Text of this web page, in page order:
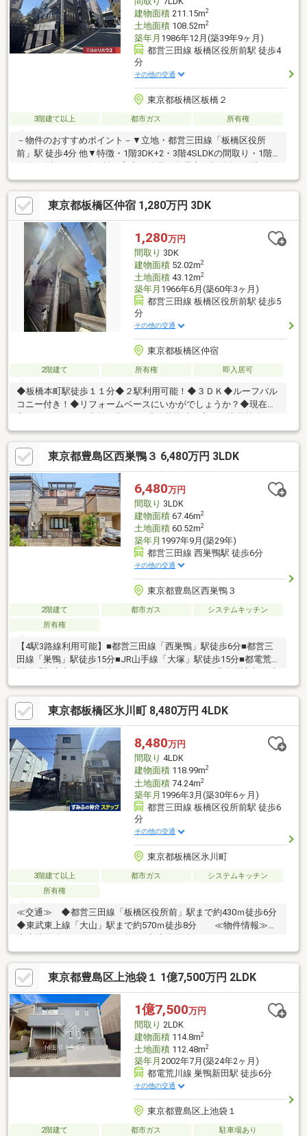
建物面積211.15m2
土地面積108.52m2
築年月 1986年12月(築39年9ヶ月)
都営三田線 板橋区役所前駅 徒歩4
分
その他の交通
東京都板橋区板橋２
3階建て以上 都市ガス 所有権
－物件のおすすめポイント－▼立地・都営三田線「板橋区役所
前」駅 徒歩4分 他▼特徴・1階3DK+2・3階4SLDKの間取り・1階
は約8.7帖のDKに約10帖の和室が隣接、各居室に収納有・2階は約
10.5帖のLDKに約9帖・約4.5帖の和室が隣接、通風良好・3階は約
9帖の洋室や約3帖の納戸(出窓付)有・1・2階にトイレ有・屋根付
駐車スペース有(車種による)▼周辺環境・板橋区立板橋第二小学
校 徒歩3分(約190m)・板橋区役所 徒歩3分(約230m)■ ご希望の住
まい探しをお手伝いします ━━━━━・・・物件の詳細・ご相談
はお気軽にお問い合わせください。
東京都板橋区仲宿 1,280万円 3DK
1,280万円
間取り 3DK
建物面積52.02m2
土地面積43.12m2
築年月 1966年6月(築60年3ヶ月)
都営三田線 板橋区役所前駅 徒歩5
分
その他の交通
東京都板橋区仲宿
2階建て 所有権 即入居可
◆板橋本町駅徒歩１１分◆２駅利用可能！◆３ＤＫ◆ルーフバル
コニー付き！◆リフォームベースにいかがでしょうか？◆現在空
満たしていないため再建築不可
東京都豊島区西巣鴨３ 6,480万円 3LDK
6,480万円
間取り 3LDK
建物面積67.46m2
土地面積60.52m2
築年月 1997年9月(築29年)
都営三田線 西巣鴨駅 徒歩6分
その他の交通
東京都豊島区西巣鴨３
2階建て 都市ガス
システムキッチン
所有権
【4駅3路線利用可能】■都営三田線「西巣鴨」駅徒歩6分■都営三
田線「巣鴨」駅徒歩15分■JR山手線「大塚」駅徒歩15分■都電荒
川線「新庚申塚」駅徒歩2分～LifeInformation～・豊島区立朝日小
学校まで約400ｍ（徒歩5分）・豊島区立巣鴨北中学校まで230ｍ
（徒歩3分）・ファミリーマート西巣鴨三丁目店まで約250ｍ（徒
歩4分）・コモディイイダ西巣鴨店まで約170ｍ（徒歩3分）・く
すりの福太郎庚申塚店まで約270ｍ（徒歩4分）・巣鴨郵便局まで
約600ｍ（徒歩8分）・豊島区立西巣鴨二丁目公園まで約300ｍ
（徒歩4分）
東京都板橋区氷川町 8,480万円 4LDK
8,480万円
間取り 4LDK
建物面積118.99m2
土地面積74.24m2
築年月 1996年3月(築30年6ヶ月)
都営三田線 板橋区役所前駅 徒歩6
分
その他の交通
東京都板橋区氷川町
3階建て以上 都市ガス
システムキッチン
所有権
≪交通≫ ◆都営三田線「板橋区役所前」駅まで約430ｍ徒歩6分
◆東武東上線「大山」駅まで約570ｍ徒歩8分 ≪物件情報≫
坪） ◆築年月：1996年3月 ◆間取り：4LDK◆カースペース1
台分（車種による）◆2駅2路線利用可能な為、通勤通学に便利な
立地です。◆各居室、廊下に収納スペースがあります。
東京都豊島区上池袋１ 1億7,500万円 2LDK
1億7,500万円
間取り 2LDK
建物面積114.8m2
土地面積112.48m2
築年月 2002年7月(築24年2ヶ月)
都電荒川線 巣鴨新田駅 徒歩6分
その他の交通
東京都豊島区上池袋１
2階建て 都市ガス
駐車場あり